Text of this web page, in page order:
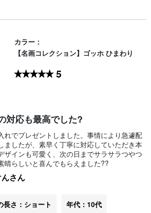
カラー：
【名画コレクション】ゴッホ ひまわり
5
対応も最高でした?
れでプレゼントしました。事情により急遽配
ましたが、素早く丁寧に対応していただき本
ザインも可愛く、次の日までサラサラつやつ
晴らしいと喜んでもらえました??
さん
長さ：ショート 年代：10代